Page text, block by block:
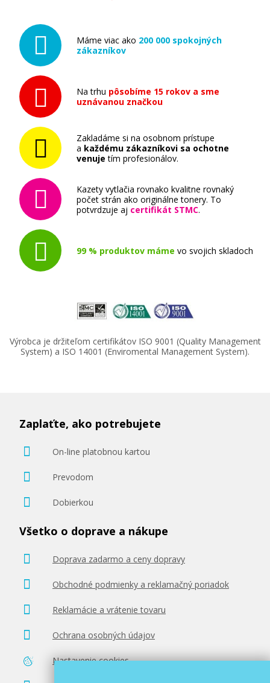
Máme viac ako 200 000 spokojných
zákazníkov
Na trhu pôsobíme 15 rokov a sme
uznávanou značkou
Zakladáme si na osobnom prístupe
a každému zákazníkovi sa ochotne
venuje tím profesionálov.
Kazety vytlačia rovnako kvalitne rovnaký
počet strán ako originálne tonery. To
potvrdzuje aj certifikát STMC.
99 % produktov máme vo svojich skladoch
Výrobca je držiteľom certifikátov ISO 9001 (Quality Management
System) a ISO 14001 (Enviromental Management System).
Zaplaťte, ako potrebujete
On-line platobnou kartou
Prevodom
Dobierkou
Všetko o doprave a nákupe
Doprava zadarmo a ceny dopravy
Obchodné podmienky a reklamačný poriadok
Reklamácie a vrátenie tovaru
Ochrana osobných údajov
Nastavenie cookies